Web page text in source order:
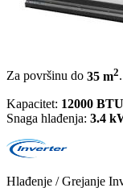
Za površinu do 35 m2.
Kapacitet: 12000 BTU
Snaga hlađenja: 3.4
Hlađenje / Grejanje